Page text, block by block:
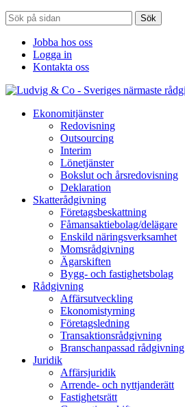
Sök
Jobba hos oss
Logga in
Kontakta oss
Ekonomitjänster
Redovisning
Outsourcing
Interim
Lönetjänster
Bokslut och årsredovisning
Deklaration
Skatterådgivning
Företagsbeskattning
Fåmansaktiebolag/delägare
Enskild näringsverksamhet
Momsrådgivning
Ägarskiften
Bygg- och fastighetsbolag
Rådgivning
Affärsutveckling
Ekonomistyrning
Företagsledning
Transaktionsrådgivning
Branschanpassad rådgivning
Juridik
Affärsjuridik
Arrende- och nyttjanderätt
Fastighetsrätt